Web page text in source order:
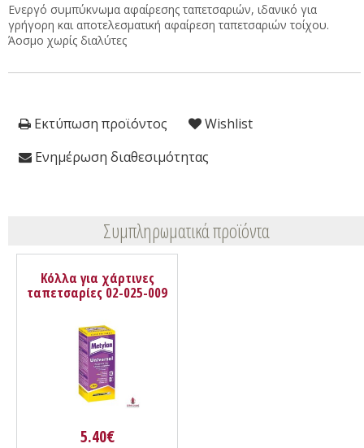
Ενεργό συμπύκνωμα αφαίρεσης ταπετσαριών, ιδανικό για
γρήγορη και αποτελεσματική αφαίρεση ταπετσαριών τοίχου.
Άοσμο χωρίς διαλύτες
Εκτύπωση προϊόντος
Wishlist
Ενημέρωση διαθεσιμότητας
Συμπληρωματικά προϊόντα
Κόλλα για χάρτινες
ταπετσαρίες 02-025-009
Metylan
5.40€